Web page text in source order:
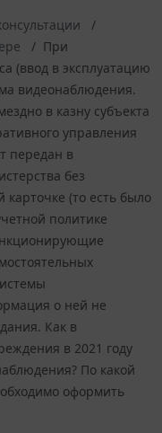
При
(ввод в эксплуатацию
видеонаблюдения.
в казну субъекта
управления
передан в
без
(то есть было
политике
о ней не
Как в
в 2021 году
По какой
оформить